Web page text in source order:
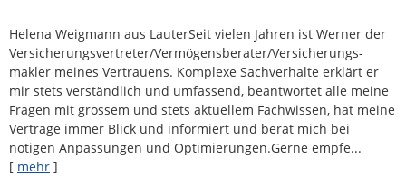
Helena Weigmann aus LauterSeit vielen Jahren ist Werner der
Versicherungsvertreter/Vermögensberater/Ver­sicherungs­
makler meines Vertrauens. Komplexe Sachverhalte erklärt er
mir stets verständlich und umfassend, beantwortet alle meine
Fragen mit grossem und stets aktuellem Fachwissen, hat meine
Verträge immer Blick und informiert und berät mich bei
nötigen Anpassungen und Optimierungen.Gerne empfe...
[ mehr ]